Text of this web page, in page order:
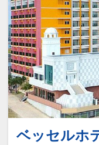
ベッセルホ